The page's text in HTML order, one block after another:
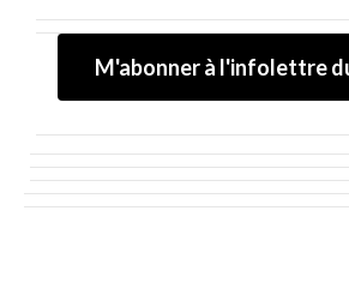
M'abonner à l'infolettre